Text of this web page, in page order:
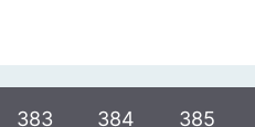
383 384 385